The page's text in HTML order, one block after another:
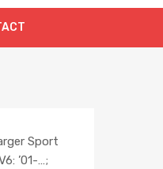
Sport
’01-…;